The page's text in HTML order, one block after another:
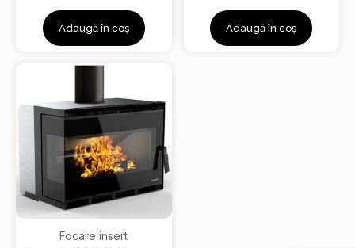
Adaugă în coș Adaugă în coș
Focare insert